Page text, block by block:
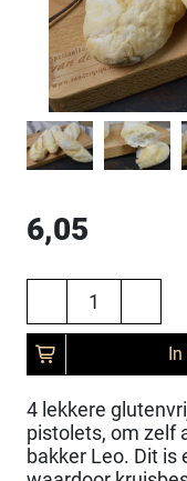
6,05
4 lekkere
pistolets, om zelf
bakker Leo. Dit is